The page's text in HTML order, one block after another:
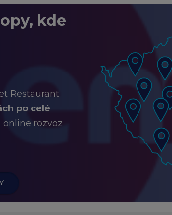
kde
Restaurant
po celé
online rozvoz